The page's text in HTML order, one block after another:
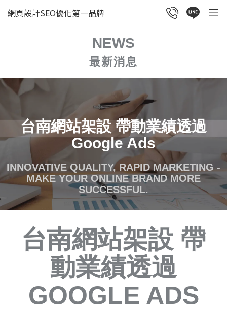
網頁設計SEO優化第一品牌
NEWS
最新消息
台南網站架設 帶動業績透過
Google Ads
INNOVATIVE QUALITY, RAPID MARKETING -
MAKE YOUR ONLINE BRAND MORE
SUCCESSFUL.
台南網站架設 帶
動業績透過
GOOGLE ADS